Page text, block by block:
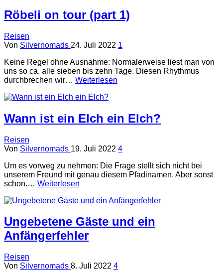
Röbeli on tour (part 1)
Reisen
Von Silvernomads 24. Juli 2022 1
Keine Regel ohne Ausnahme: Normalerweise liest man von
uns so ca. alle sieben bis zehn Tage. Diesen Rhythmus
durchbrechen wir… Weiterlesen
Wann ist ein Elch ein Elch?
Reisen
Von Silvernomads 19. Juli 2022 4
Um es vorweg zu nehmen: Die Frage stellt sich nicht bei
unserem Freund mit genau diesem Pfadinamen. Aber sonst
schon.… Weiterlesen
Ungebetene Gäste und ein
Anfängerfehler
Reisen
Von Silvernomads 8. Juli 2022 4